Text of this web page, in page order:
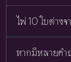
ไพ่ 10 ใบต่างจ
หากมีหลายคำ